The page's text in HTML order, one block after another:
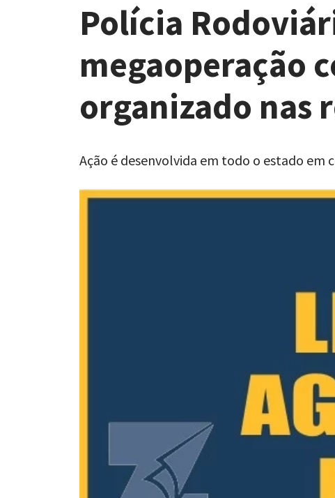
Polícia
megaoperação
organizado nas
Ação é desenvolvida em todo o estado em